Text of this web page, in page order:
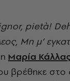
Μη μ’
Μαρία
βρέθηκε στο